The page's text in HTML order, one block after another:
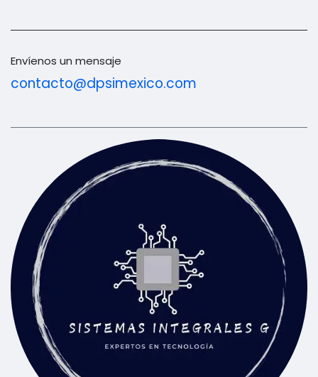
Envíenos un mensaje
contacto@dpsimexico.com